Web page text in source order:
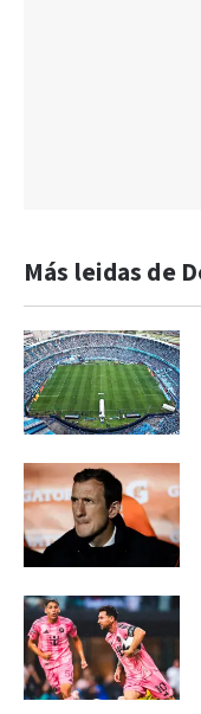
Más leidas de